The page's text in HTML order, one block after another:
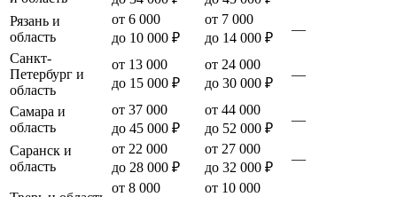
Рязань и
область
от 6 000
до 10 000 ₽
от 7 000
до 14 000 ₽
—
Санкт-
Петербург и
область
от 13 000
до 15 000 ₽
от 24 000
до 30 000 ₽
—
Самара и
область
от 37 000
до 45 000 ₽
от 44 000
до 52 000 ₽
—
Саранск и
область
от 22 000
до 28 000 ₽
от 27 000
до 32 000 ₽
—
от 8 000
от 10 000